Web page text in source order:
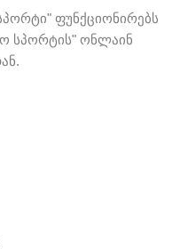
ფუნქციონირებს
სპორტის" ონლაინ